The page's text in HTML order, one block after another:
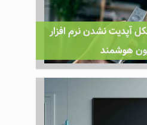
آپدیت نشدن نرم افزار
هوشمند